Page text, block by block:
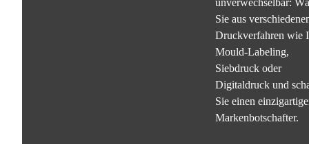
Sie aus
Druckverfahren wie
Mould-Labeling,
Siebdruck oder
Digitaldruck und
Sie einen
Markenbotschafter.